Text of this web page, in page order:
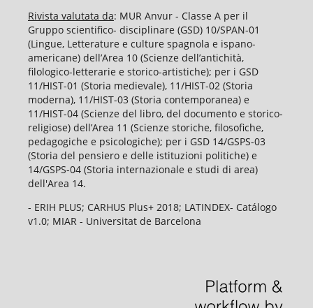
Rivista valutata da: MUR Anvur - Classe A per il
Gruppo scientifico- disciplinare (GSD) 10/SPAN-01
(Lingue, Letterature e culture spagnola e ispano-
americane) dell’Area 10 (Scienze dell’antichità,
filologico-letterarie e storico-artistiche); per i GSD
11/HIST-01 (Storia medievale), 11/HIST-02 (Storia
moderna), 11/HIST-03 (Storia contemporanea) e
11/HIST-04 (Scienze del libro, del documento e storico-
religiose) dell’Area 11 (Scienze storiche, filosofiche,
pedagogiche e psicologiche); per i GSD 14/GSPS-03
(Storia del pensiero e delle istituzioni politiche) e
14/GSPS-04 (Storia internazionale e studi di area)
dell'Area 14.
- ERIH PLUS; CARHUS Plus+ 2018; LATINDEX- Catálogo
v1.0; MIAR - Universitat de Barcelona